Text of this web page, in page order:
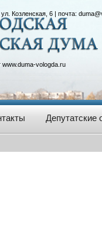
Козленская, 6 | почта:
www.duma-vologda.ru
Депутатские